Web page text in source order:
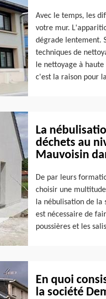
Avec le temps, les
votre mur.
dégrade lentement.
techniques de
le nettoyage à
c'est la raison pour
La
déchets au
Mauvoisin
De par leurs
choisir une
la nébulisation de
est nécessaire de
poussières et les
En quoi
la société